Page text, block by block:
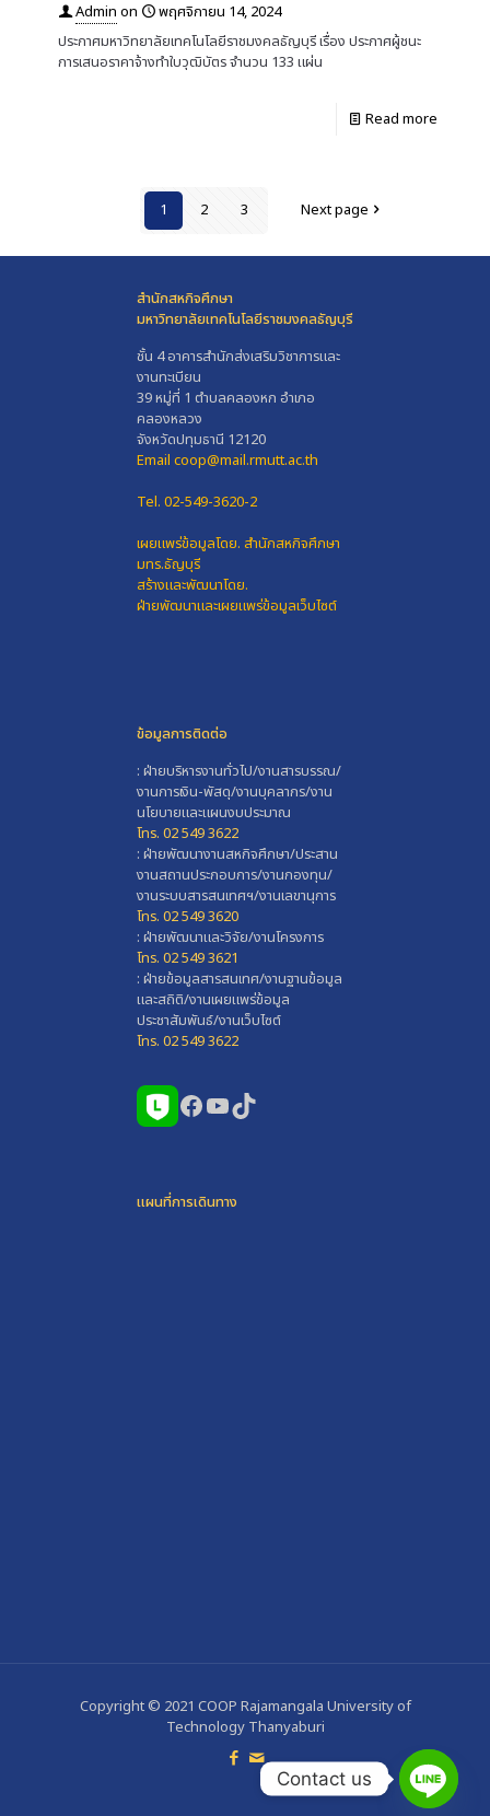
Admin on
พฤศจิกายน 14, 2024
ประกาศมหาวิทยาลัยเทคโนโลยีราชมงคลธัญบุรี เรื่อง ประกาศผู้ชนะ
การเสนอราคาจ้างทำใบวุฒิบัตร จำนวน 133 แผ่น
Read more
1 2 3 Next page
สำนักสหกิจศึกษา
มหาวิทยาลัยเทคโนโลยีราชมงคลธัญบุรี
ชั้น 4 อาคารสำนักส่งเสริมวิชาการและ
งานทะเบียน
39 หมู่ที่ 1 ตำบลคลองหก อำเภอ
คลองหลวง
จังหวัดปทุมธานี 12120
Email coop@mail.rmutt.ac.th
Tel. 02-549-3620-2
เผยแพร่ข้อมูลโดย. สำนักสหกิจศึกษา
มทร.ธัญบุรี
สร้างและพัฒนาโดย.
ฝ่ายพัฒนาและเผยแพร่ข้อมูลเว็บไซต์
ข้อมูลการติดต่อ
: ฝ่ายบริหารงานทั่วไป/งานสารบรรณ/
งานการเงิน-พัสดุ/งานบุคลากร/งาน
นโยบายและแผนงบประมาณ
โทร. 02 549 3622
: ฝ่ายพัฒนางานสหกิจศึกษา/ประสาน
งานสถานประกอบการ/งานกองทุน/
งานระบบสารสนเทศฯ/งานเลขานุการ
โทร. 02 549 3620
: ฝ่ายพัฒนาและวิจัย/งานโครงการ
โทร. 02 549 3621
: ฝ่ายข้อมูลสารสนเทศ/งานฐานข้อมูล
และสถิติ/งานเผยแพร่ข้อมูล
ประชาสัมพันธ์/งานเว็บไซต์
โทร. 02 549 3622
Facebook
YouTube
TikTok
แผนที่การเดินทาง
Copyright © 2021 COOP Rajamangala University of
Technology Thanyaburi
Contact us